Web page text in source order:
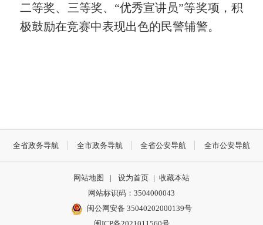
二等奖、三等奖、 “优秀宣讲员”等奖项，积
极鼓励在竞赛中表现出色的民警辅警。
全省政务导航 全市政务导航 全省公安导航 全市公安导航
网站地图 | 设为首页 | 收藏本站
网站标识码：3504000043
闽公网安备 35040202000139号